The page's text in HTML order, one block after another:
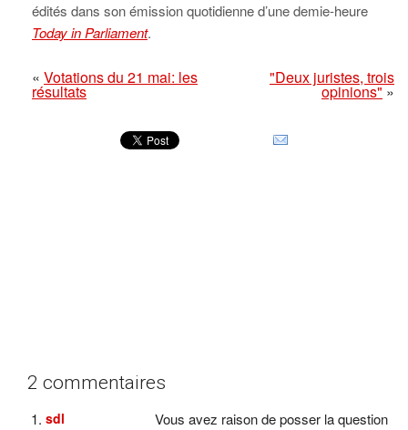
édités dans son émission quotidienne d’une demie-heure
Today in Parliament.
« Votations du 21 mai: les
résultats
"Deux juristes, trois
opinions"»
2 commentaires
sdl
Vous avez raison de posser la question